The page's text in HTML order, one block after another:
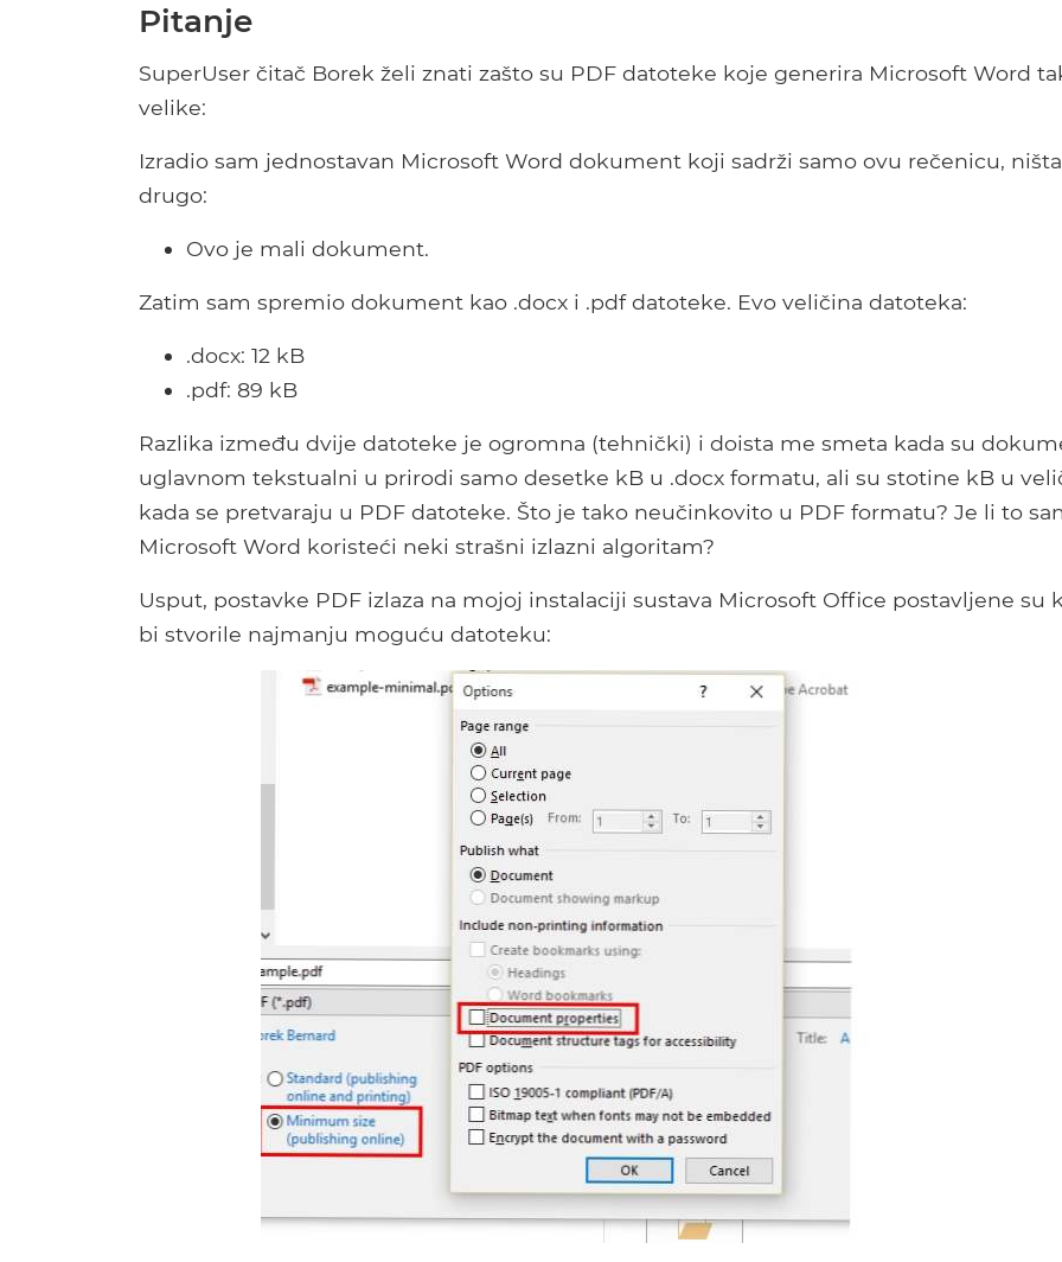
Pitanje
SuperUser čitač Borek želi znati zašto su PDF datoteke koje generira Microsoft Word
velike:
Izradio sam jednostavan Microsoft Word dokument koji sadrži samo ovu rečenicu, ništa
drugo:
Ovo je mali dokument.
Zatim sam spremio dokument kao .docx i .pdf datoteke. Evo veličina datoteka:
.docx: 12 kB
.pdf: 89 kB
Razlika između dvije datoteke je ogromna (tehnički) i doista me smeta kada su
uglavnom tekstualni u prirodi samo desetke kB u .docx formatu, ali su stotine kB u
kada se pretvaraju u PDF datoteke. Što je tako neučinkovito u PDF formatu? Je li to
Microsoft Word koristeći neki strašni izlazni algoritam?
Usput, postavke PDF izlaza na mojoj instalaciji sustava Microsoft Office postavljene su
bi stvorile najmanju moguću datoteku: